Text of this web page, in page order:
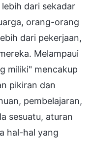
dari sekadar
orang-orang
dari pekerjaan,
Melampaui
miliki" mencakup
pikiran dan
pembelajaran,
sesuatu, aturan
hal-hal yang